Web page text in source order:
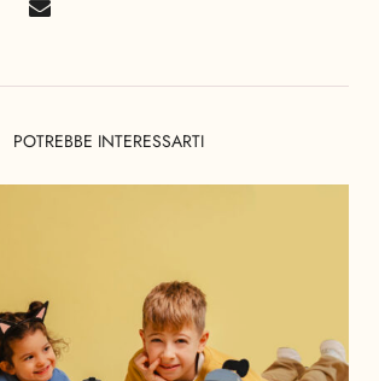
POTREBBE INTERESSARTI